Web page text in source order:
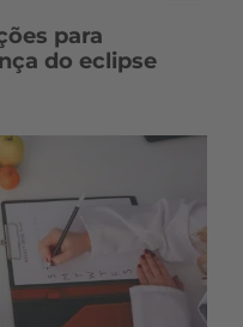
para
do eclipse